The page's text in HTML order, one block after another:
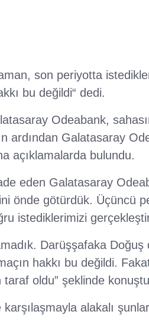
son periyotta
bu değildi“ dedi.
Odeabank,
ardından Galatasaray
açıklamalarda bulundu.
eden Galatasaray
önde götürdük. Üçüncü
istediklerimizi
Darüşşafaka Doğuş
hakkı bu değildi.
oldu” şeklinde
alakalı